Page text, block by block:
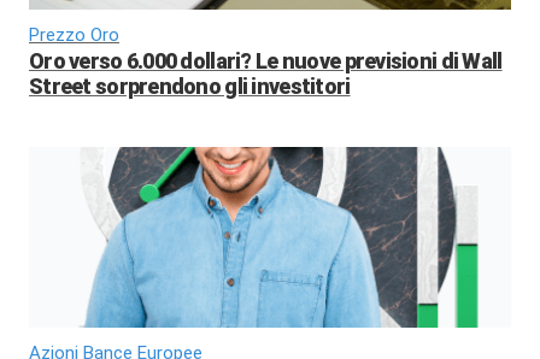
Prezzo Oro
Oro verso 6.000 dollari? Le nuove previsioni di Wall
Street sorprendono gli investitori
Azioni Bance Europee